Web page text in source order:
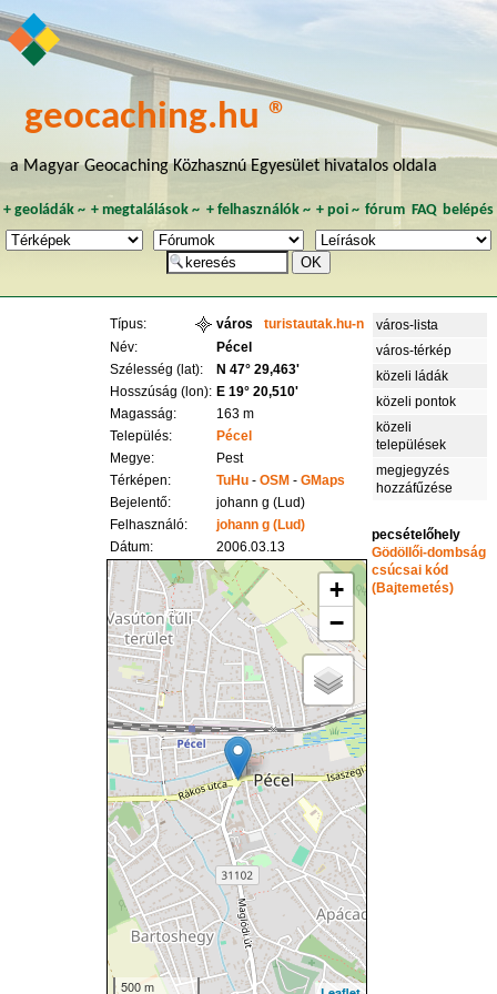
geocaching.hu ®
a Magyar Geocaching Közhasznú Egyesület hivatalos oldala
+ geoládák~ +megtalálások ~ + felhasználók~ + poi~ fórum FAQ belépés
Típus: város
turistautak.hu-n
Név:
Pécel
Szélesség (lat):
N 47° 29,463'
Hosszúság (lon): E 19° 20,510'
Magasság:
163 m
Település:
Pécel
Megye:
Pest
Térképen:
TuHu -OSM -GMaps
Bejelentő:
johann g (Lud)
Felhasználó:
johann g (Lud)
Dátum:
2006.03.13
+
−
500 m
város-lista
város-térkép
közeli ládák
közeli pontok
közeli
települések
megjegyzés
hozzáfűzése
pecsételőhely
Gödöllői-dombság
csúcsai kód
(Bajtemetés)